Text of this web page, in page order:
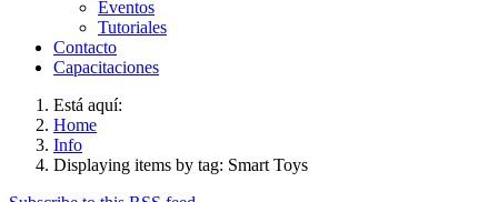
Eventos
Tutoriales
Contacto
Capacitaciones
Está aquí:
Home
Info
Displaying items by tag: Smart Toys